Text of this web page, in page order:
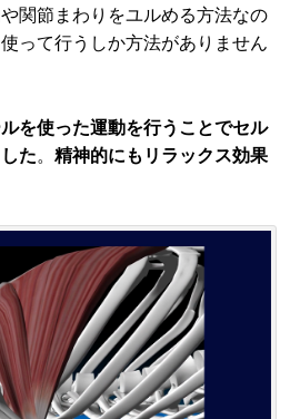
関節まわりをユルめる方法なの
って行うしか方法がありません
を使った運動を行うことでセル
た。 精神的にもリラックス効果